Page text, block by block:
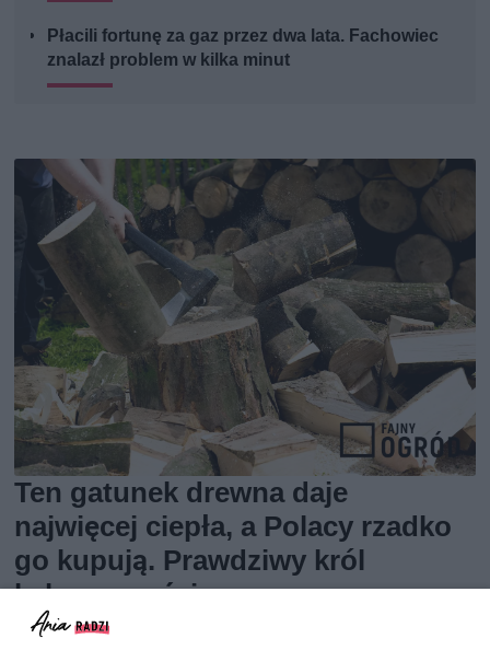
Płacili fortunę za gaz przez dwa lata. Fachowiec
znalazł problem w kilka minut
Ten gatunek drewna daje
najwięcej ciepła, a Polacy rzadko
go kupują. Prawdziwy król
kaloryczności